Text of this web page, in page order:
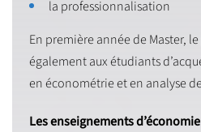
la professionnalisation
En première année de Master,
également aux étudiants
en économétrie et en analyse
Les enseignements